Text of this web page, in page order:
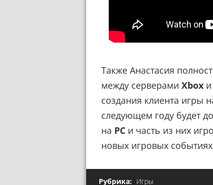
Также Анастасия
между серверами Xbox и
создания клиента игры
следующем году будет
на PC и часть из них
новых игровых
Рубрика: Игры